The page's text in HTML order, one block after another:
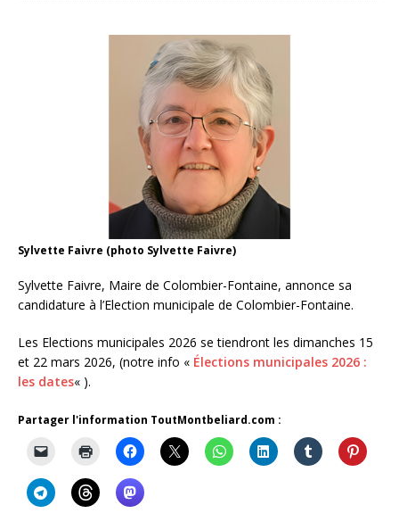
Sylvette Faivre (photo Sylvette Faivre)
Sylvette Faivre, Maire de Colombier-Fontaine, annonce sa
candidature à l’Election municipale de Colombier-Fontaine.
Les Elections municipales 2026 se tiendront les dimanches 15
et 22 mars 2026, (notre info « Élections municipales 2026 :
les dates« ).
Partager l'information ToutMontbeliard.com :